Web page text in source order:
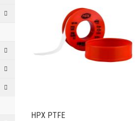
HPX PTFE